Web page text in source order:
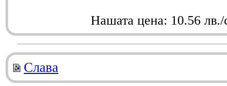
Нашата цена: 10.56 лв./
Слава